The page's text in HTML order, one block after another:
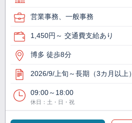
営業事務、一般事務
1,450円～ 交通費支給あり
博多 徒歩8分
2026/9/上旬～長期（3カ月以上）
09:00～18:00
休日：土・日・祝